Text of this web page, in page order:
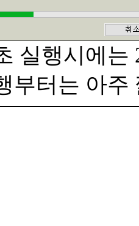
실행시에는
부터는 아